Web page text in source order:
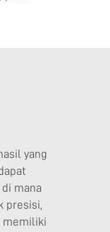
yang
mana
presisi,
memiliki